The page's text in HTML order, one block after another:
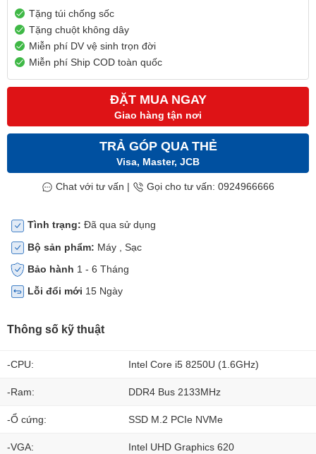
Tặng túi chống sốc
Tặng chuột không dây
Miễn phí DV vệ sinh trọn đời
Miễn phí Ship COD toàn quốc
ĐẶT MUA NGAY
Giao hàng tận nơi
TRẢ GÓP QUA THẺ
Visa, Master, JCB
Chat với tư vấn | Gọi cho tư vấn: 0924966666
Tình trạng: Đã qua sử dụng
Bộ sản phẩm: Máy , Sạc
Bảo hành 1 - 6 Tháng
Lỗi đổi mới 15 Ngày
Thông số kỹ thuật
-CPU: Intel Core i5 8250U (1.6GHz)
-Ram: DDR4 Bus 2133MHz
-Ổ cứng: SSD M.2 PCIe NVMe
-VGA: Intel UHD Graphics 620